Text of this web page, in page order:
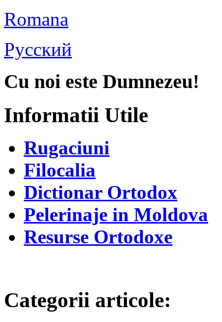
Romana
Русский
Cu noi este Dumnezeu!
Informatii Utile
Rugaciuni
Filocalia
Dictionar Ortodox
Pelerinaje in Moldova
Resurse Ortodoxe
Categorii articole: